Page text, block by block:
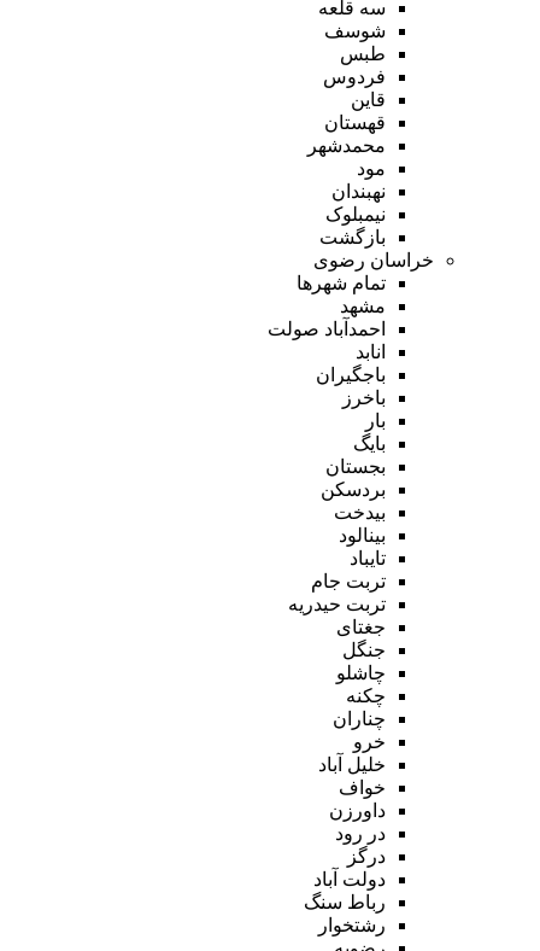
سه قلعه
شوسف
طبس
فردوس
قاین
قهستان
محمدشهر
مود
نهبندان
نیمبلوک
بازگشت
خراسان رضوی
تمام شهر‌ها
مشهد
احمدآباد صولت
انابد
باجگیران
باخرز
بار
بایگ
بجستان
بردسکن
بیدخت
بینالود
تایباد
تربت جام
تربت حیدریه
جغتای
جنگل
چاشلو
چکنه
چناران
خرو
خلیل آباد
خواف
داورزن
در رود
درگز
دولت آباد
رباط سنگ
رشتخوار